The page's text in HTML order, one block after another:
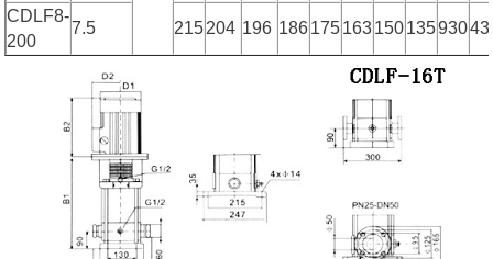
CDLF8-
200
7.5 215204 196 186175163150135930